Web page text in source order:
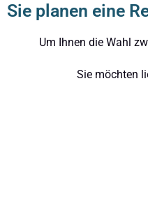
Sie planen eine
Um Ihnen die Wahl
Sie möchten